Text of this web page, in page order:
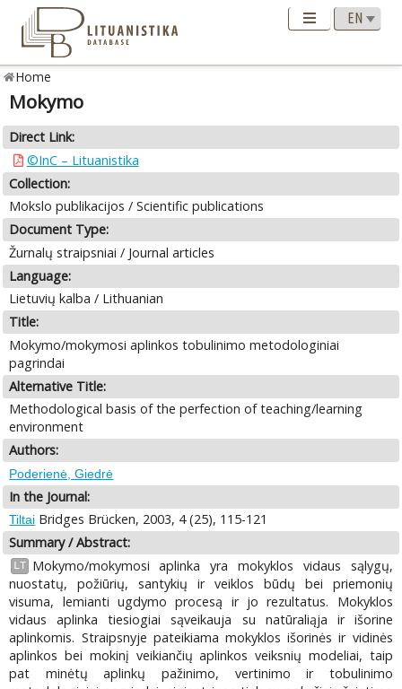
Home
Mokymo
Direct Link:
©InC – Lituanistika
Collection:
Mokslo publikacijos / Scientific publications
Document Type:
Žurnalų straipsniai / Journal articles
Language:
Lietuvių kalba / Lithuanian
Title:
Mokymo/mokymosi aplinkos tobulinimo metodologiniai
pagrindai
Alternative Title:
Methodological basis of the perfection of teaching/learning
environment
Authors:
Poderienė, Giedrė
In the Journal:
Tiltai Bridges Brücken, 2003, 4 (25), 115-121
Summary / Abstract:
LT
Mokymo/mokymosi aplinka yra mokyklos vidaus sąlygų,
nuostatų, požiūrių, santykių ir veiklos būdų bei priemonių
visuma, lemianti ugdymo procesą ir jo rezultatus. Mokyklos
vidaus aplinka tiesiogiai sąveikauja su natūraliąja ir išorine
aplinkomis. Straipsnyje pateikiama mokyklos išorinės ir vidinės
aplinkos bei mokinį veikiančių aplinkos veiksnių modeliai, taip
pat minėtų aplinkų pažinimo, vertinimo ir tobulinimo